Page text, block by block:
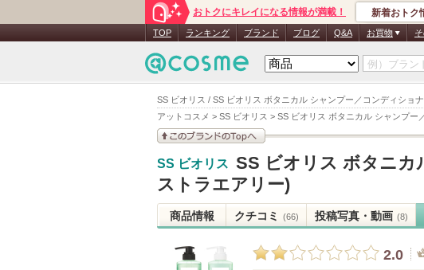
SS ビオリス / SS ビオリス ボタニカル シャンプー／コンディショ
アットコスメ > SS ビオリス > SS ビオリス ボタニカル シャンプー
おトクにキレイになる情報が満載！ 新着おトク
TOP ランキング ブランド ブログ Q&A お買物
SS ビオリス
SS ビオリス ボタニカ
ストラエアリー)
商品情報 クチコミ (66) 投稿写真・動画 (8)
2.0